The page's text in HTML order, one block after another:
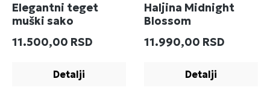
Elegantni teget
muški sako
Redovna cena:
11.500,00 RSD
Detalji
Haljina Midnight
Blossom
Redovna cena:
11.990,00 RSD
Detalji